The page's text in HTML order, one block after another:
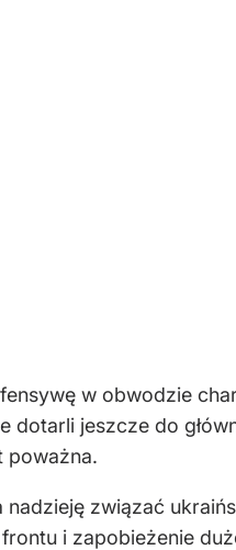
w obwodzie
dotarli jeszcze do
poważna.
związać
i zapobieżenie